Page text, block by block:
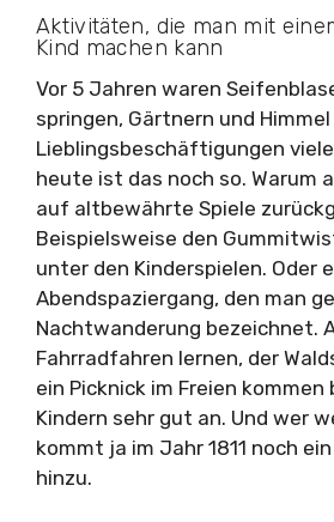
Aktivitäten, die man mit
Kind machen kann
Vor 5 Jahren waren
springen, Gärtnern und
Lieblingsbeschäftigungen
heute ist das noch so. Warum
auf altbewährte Spiele
Beispielsweise den
unter den Kinderspielen. Oder
Abendspaziergang, den man
Nachtwanderung bezeichnet.
Fahrradfahren lernen, der
ein Picknick im Freien kommen
Kindern sehr gut an. Und wer
kommt ja im Jahr 1811 noch
hinzu.